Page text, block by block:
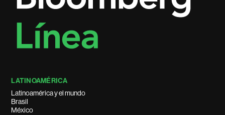
LATINOAMÉRICA
Latinoamérica y el mundo
Brasil
México